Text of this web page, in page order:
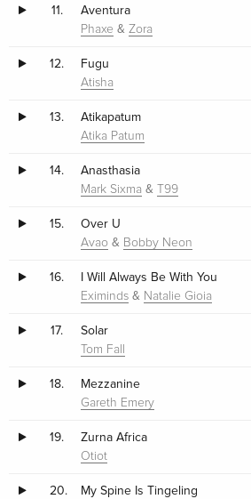
11. Aventura
Phaxe &Zora
12. Fugu
Atisha
13. Atikapatum
Atika Patum
14. Anasthasia
Mark Sixma &T99
15. Over U
Avao & Bobby Neon
16. I Will Always Be With You
Eximinds & Natalie Gioia
17. Solar
Tom Fall
18. Mezzanine
Gareth Emery
19. Zurna Africa
Otiot
20. My Spine Is Tingeling